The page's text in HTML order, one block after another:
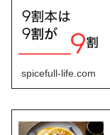
spicefull-life.com